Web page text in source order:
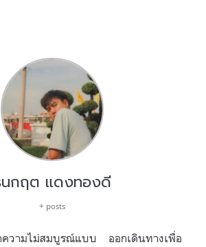
กฤต แดงทองดี
+ posts
วามไม่สมบูรณ์แบบ ออกเดินทางเพื่อ